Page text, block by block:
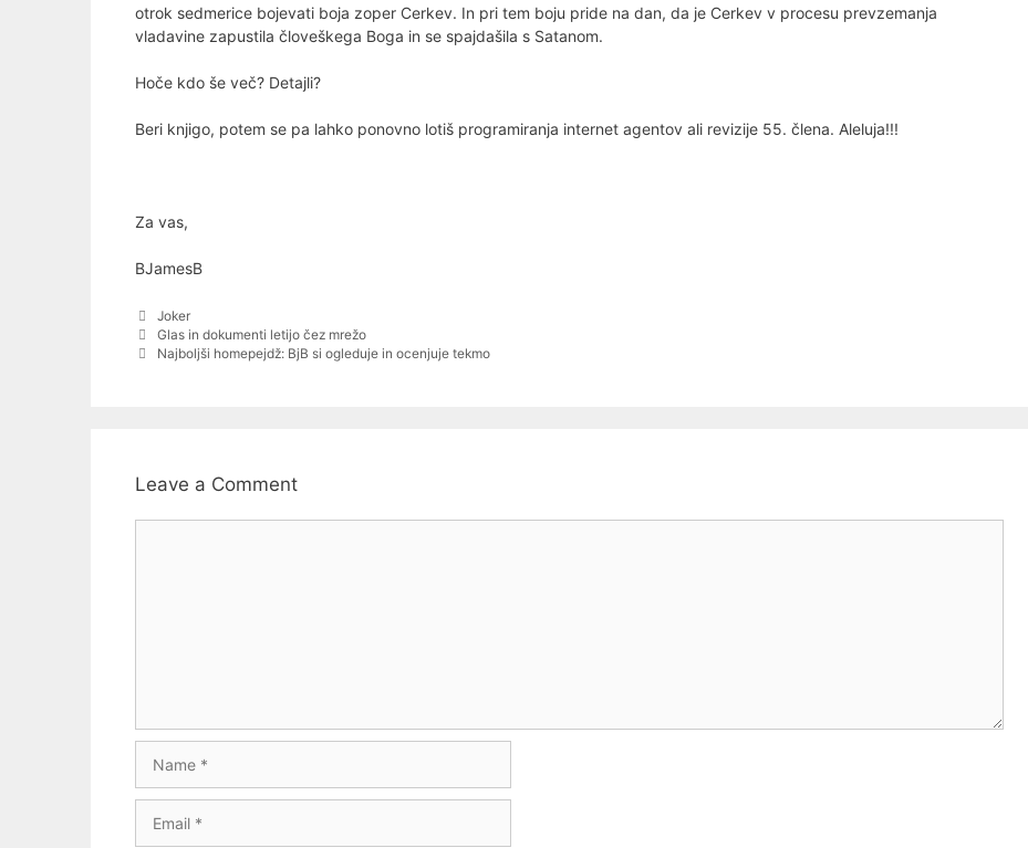
otrok sedmerice bojevati boja zoper Cerkev. In pri tem boju pride na dan, da je Cerkev v procesu prevzemanja
vladavine zapustila človeškega Boga in se spajdašila s Satanom.
Hoče kdo še več? Detajli?
Beri knjigo, potem se pa lahko ponovno lotiš programiranja internet agentov ali revizije 55. člena. Aleluja!!!
Za vas,
BJamesB
Categories
Joker
Post
navigation
Glas in dokumenti letijo čez mrežo
Najboljši homepejdž: BjB si ogleduje in ocenjuje tekmo
Leave a Comment